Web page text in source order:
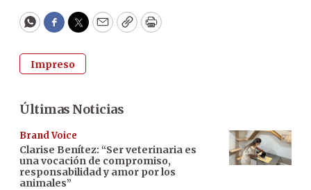
WhatsApp
Facebook
Twitter
EmailCopyPrint
Impreso
Últimas Noticias
Brand Voice
Clarise Benítez: “Ser veterinaria es
una vocación de compromiso,
responsabilidad y amor por los
animales”